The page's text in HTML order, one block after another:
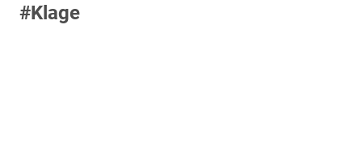
#Klage